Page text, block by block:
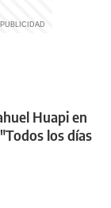
Huapi en
los días